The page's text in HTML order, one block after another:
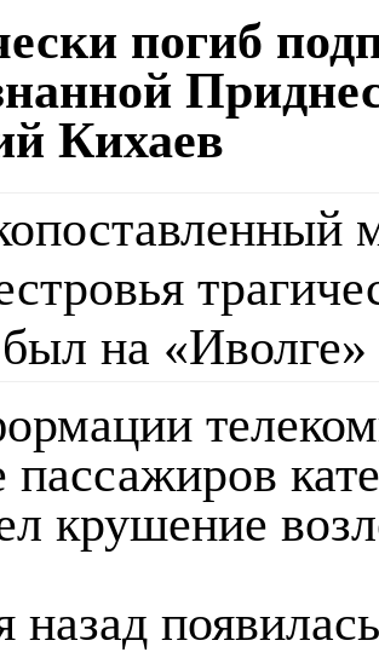
погиб
Кихаев
пассажиров
крушение
назад